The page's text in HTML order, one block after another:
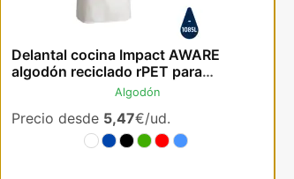
Delantal cocina Impact AWARE
algodón reciclado rPET para
Algodón
Precio desde 5,47€/ud.